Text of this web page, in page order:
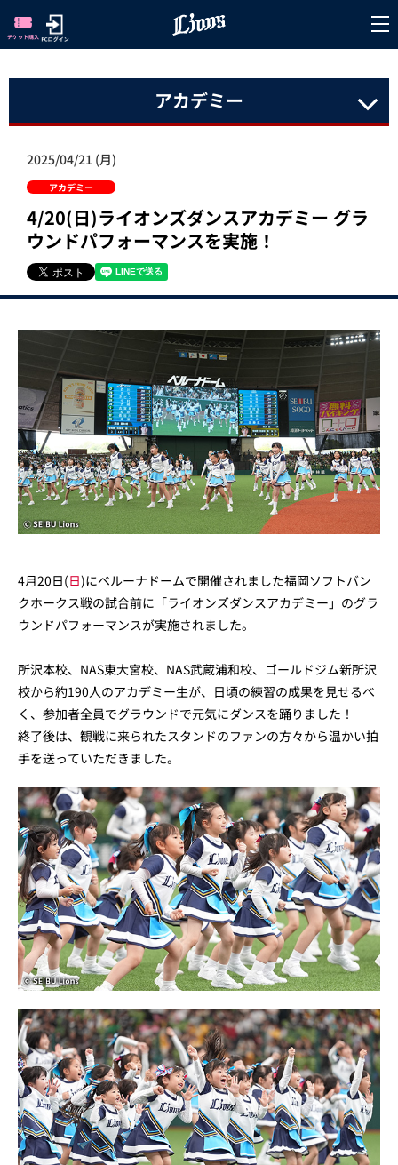
アカデミー
2025/04/21 (月)
アカデミー
4/20(日)ライオンズダンスアカデミー グラ
ウンドパフォーマンスを実施！
4月20日(日)にベルーナドームで開催されました福岡ソフトバン
クホークス戦の試合前に「ライオンズダンスアカデミー」のグラ
ウンドパフォーマンスが実施されました。
所沢本校、NAS東大宮校、NAS武蔵浦和校、ゴールドジム新所沢
校から約190人のアカデミー生が、日頃の練習の成果を見せるべ
く、参加者全員でグラウンドで元気にダンスを踊りました！
終了後は、観戦に来られたスタンドのファンの方々から温かい拍
手を送っていただきました。